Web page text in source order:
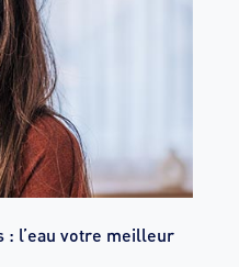
: l’eau votre meilleur